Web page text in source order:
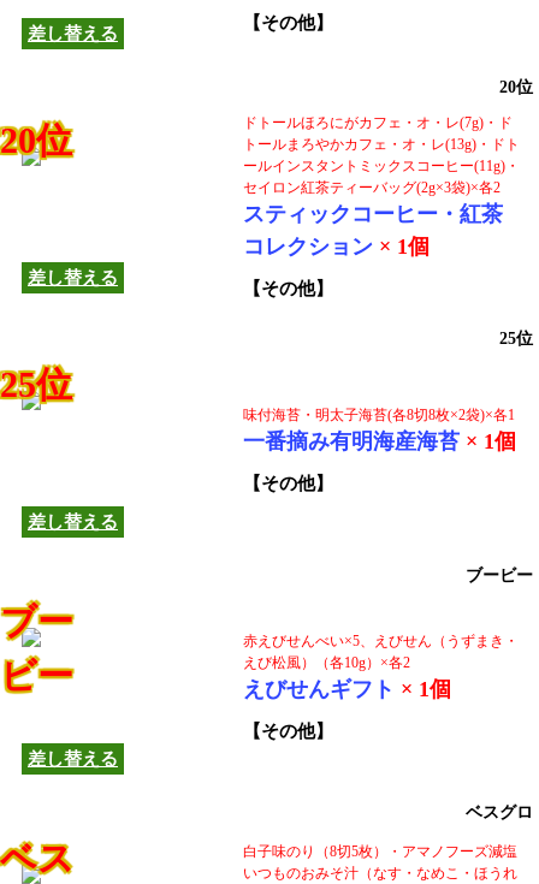
差し替える
【その他】
20位
差し替える
20位
ドトールほろにがカフェ・オ・レ(7g)・ド
トールまろやかカフェ・オ・レ(13g)・ドト
ールインスタントミックスコーヒー(11g)・
セイロン紅茶ティーバッグ(2g×3袋)×各2
スティックコーヒー・紅茶
コレクション × 1個
【その他】
25位
差し替える
25位
味付海苔・明太子海苔(各8切8枚×2袋)×各1
一番摘み有明海産海苔 × 1個
【その他】
ブービー
この商品は他の商品へ
差し替える
ブー
ビー
赤えびせんべい×5、えびせん（うずまき・
えび松風）（各10g）×各2
えびせんギフト × 1個
【その他】
ベスグロ
ベス
白子味のり（8切5枚）・アマノフーズ減塩
いつものおみそ汁（なす・なめこ・ほうれ